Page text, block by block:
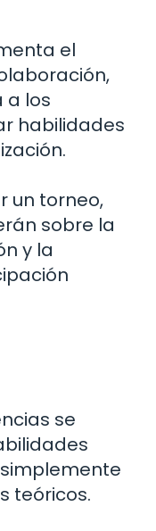
el
a los
habilidades
un torneo,
sobre la
y la
se
teóricos.